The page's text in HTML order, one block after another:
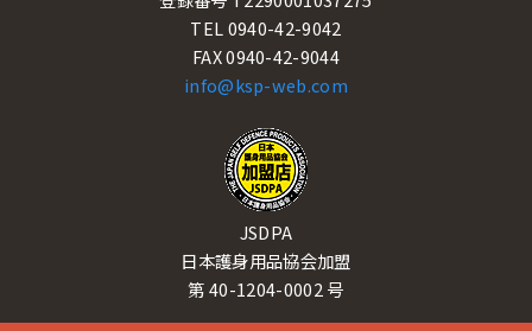
TEL 0940-42-9042
FAX 0940-42-9044
info@ksp-web.com
JSDPA
日本護身用品協会加盟
第 40-1204-0002 号